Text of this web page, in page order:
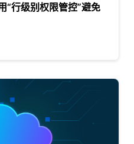
“行级别权限管控”避免